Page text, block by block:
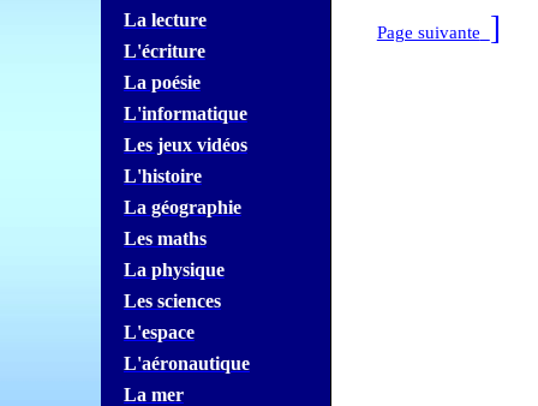
La lecture
L'écriture
La poésie
L'informatique
Les jeux vidéos
L'histoire
La géographie
Les maths
La physique
Les sciences
L'espace
L'aéronautique
La mer
Page suivante ]